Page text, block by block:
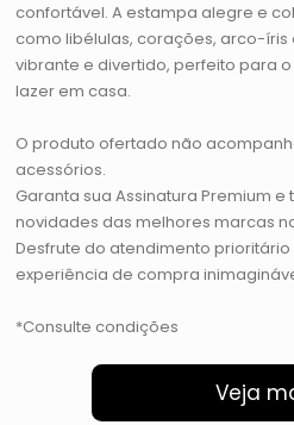
confortável. A estampa alegre e
como libélulas, corações, arco-íris
vibrante e divertido, perfeito para
lazer em casa.
O produto ofertado não
acessórios.
Garanta sua Assinatura Premium
novidades das melhores marcas
Desfrute do atendimento
experiência de compra
*Consulte condições
Veja